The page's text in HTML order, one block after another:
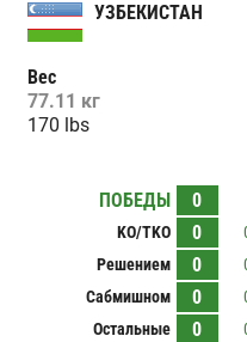
УЗБЕКИСТАН
Вес
77.11 кг
170 lbs
ПОБЕДЫ
0
KO/TKO 0
Решением
0
Сабмишном
0
Остальные
0